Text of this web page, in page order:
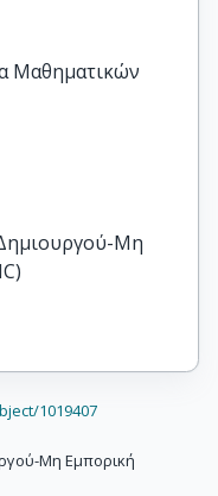
Μαθηματικών
Μη
1019407
Μη Εμπορική